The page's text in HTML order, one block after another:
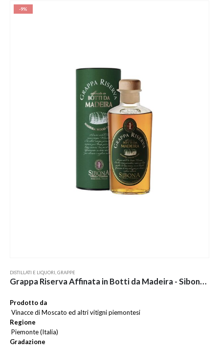
-9%
DISTILLATI E LIQUORI GRAPPE
Grappa Riserva Affinata in Botti da Madeira - Sibona 50 cl
Prodotto da
Vinacce di Moscato ed altri vitigni piemontesi
Regione
Piemonte (Italia)
Gradazione